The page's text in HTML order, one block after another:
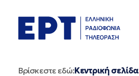
περιεχόμενο
Βρίσκεστε εδώ:Κεντρική σελίδα